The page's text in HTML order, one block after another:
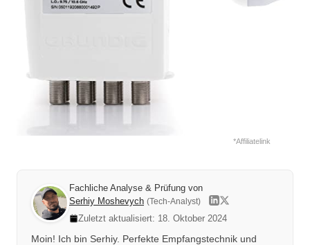
*Affiliatelink
Fachliche Analyse & Prüfung von
Serhiy Moshevych (Tech-Analyst)
Zuletzt aktualisiert: 18. Oktober 2024
Moin! Ich bin Serhiy. Perfekte Empfangstechnik und